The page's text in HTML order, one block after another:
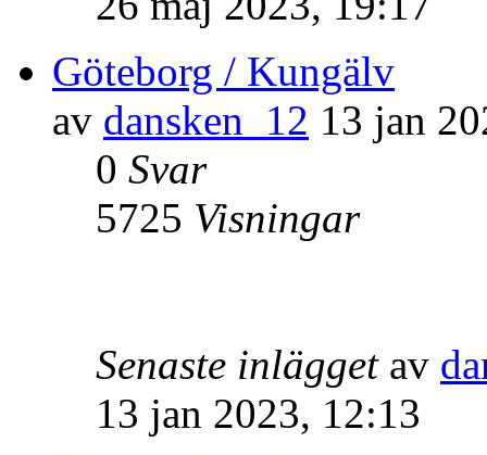
Göteborg / Kungälv
av dansken_12 13 jan
0 Svar
5725 Visningar
Senaste inlägget av
13 jan 2023, 12:13